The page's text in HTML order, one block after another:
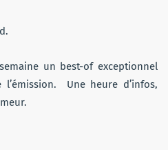
un best-of exceptionnel
Une heure d’infos,